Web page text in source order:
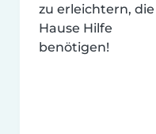
zu erleichtern, die
Hause Hilfe
benötigen!